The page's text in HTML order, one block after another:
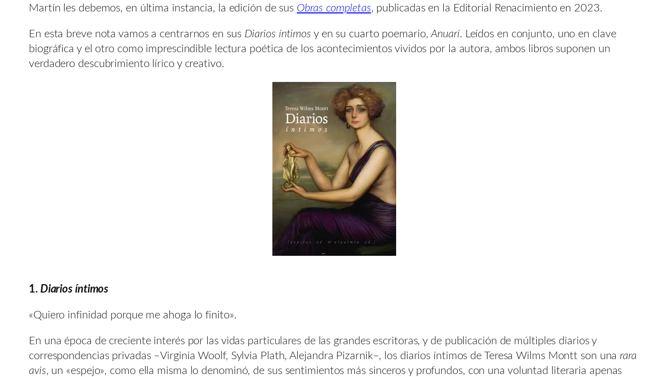
Martín les debemos, en última instancia, la edición de sus Obras completas, publicadas en la Editorial Renacimiento en 2023.
En esta breve nota vamos a centrarnos en sus Diarios íntimos y en su cuarto poemario,Anuarí. Leídos en conjunto, uno en clave
biográfica y el otro como imprescindible lectura poética de los acontecimientos vividos por la autora, ambos libros suponen un
verdadero descubrimiento lírico y creativo.
1. Diarios íntimos
«Quiero infinidad porque me ahoga lo finito».
En una época de creciente interés por las vidas particulares de las grandes escritoras, y de publicación de múltiples diarios y
correspondencias privadas –Virginia Woolf, Sylvia Plath, Alejandra Pizarnik–, los diarios íntimos de Teresa Wilms Montt son una rara
avis, un «espejo», como ella misma lo denominó, de sus sentimientos más sinceros y profundos, con una voluntad literaria apenas